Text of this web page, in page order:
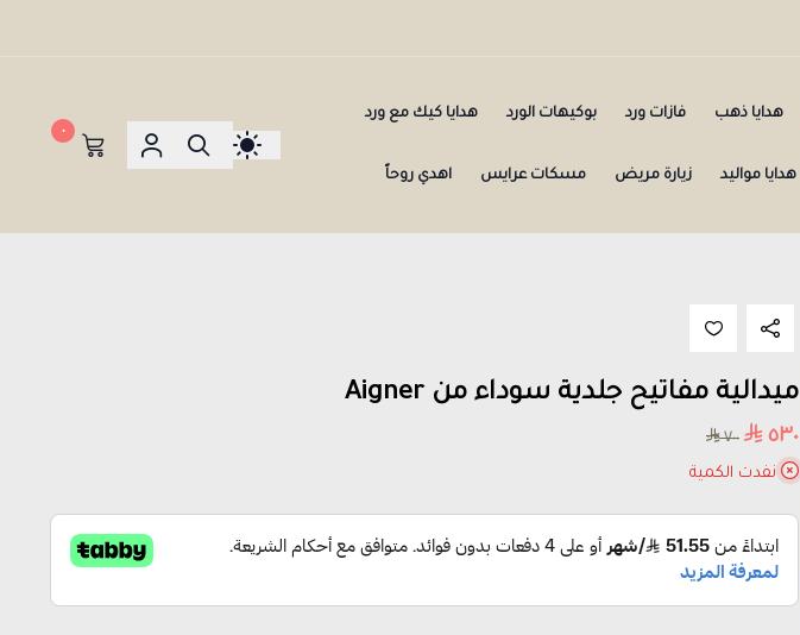
هدايا ذهب فازات ورد بوكيهات الورد هدايا كيك مع ورد
هدايا مواليد زيارة مريض مسكات عرايس اهدي روحاً
٠
ميدالية مفاتيح جلدية سوداء من Aigner
٥٣٠
٧٠٠
نفدت الكمية